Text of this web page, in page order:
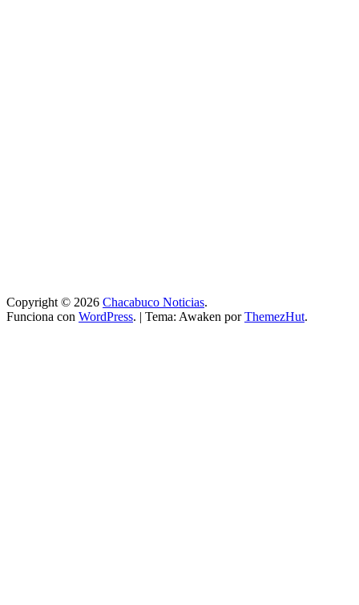
Copyright © 2026 Chacabuco Noticias.
Funciona con WordPress. | Tema: Awaken porThemezHut.